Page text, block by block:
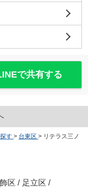
で共有する
す > 台東区 > リテラス三ノ
区 / 足立区 /